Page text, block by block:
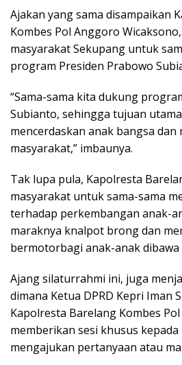
Ajakan yang sama disampaikan
Kombes Pol Anggoro
masyarakat Sekupang untuk
program Presiden Prabowo
“Sama-sama kita dukung
Subianto, sehingga tujuan
mencerdaskan anak bangsa
masyarakat,” imbaunya.
Tak lupa pula, Kapolresta
masyarakat untuk sama-sama
terhadap perkembangan anak-
maraknya knalpot brong dan
bermotorbagi anak-anak dibawa
Ajang silaturrahmi ini, juga
dimana Ketua DPRD Kepri Iman
Kapolresta Barelang Kombes
memberikan sesi khusus
mengajukan pertanyaan atau